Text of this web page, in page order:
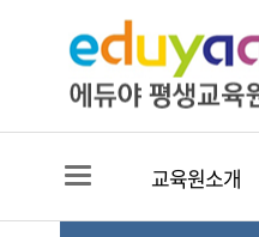
교육원소개